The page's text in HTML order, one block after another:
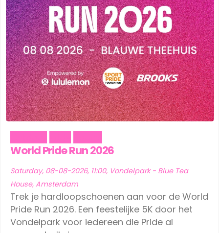
World Pride Run 2026
Saturday, 08-08-2026, 11:00, Vondelpark - Blue Tea
House, Amsterdam
Trek je hardloopschoenen aan voor de World
Pride Run 2026. Een feestelijke 5K door het
Vondelpark voor iedereen die Pride al